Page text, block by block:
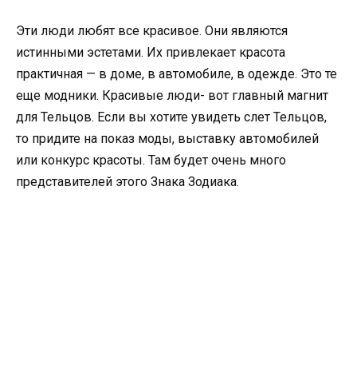
Эти люди любят все красивое. Они являются
истинными эстетами. Их привлекает красота
практичная — в доме, в автомобиле, в одежде. Это те
еще модники. Красивые люди- вот главный магнит
для Тельцов. Если вы хотите увидеть слет Тельцов,
то придите на показ моды, выставку автомобилей
или конкурс красоты. Там будет очень много
представителей этого Знака Зодиака.